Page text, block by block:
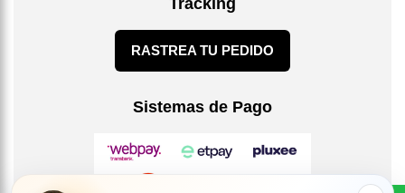
RASTREA TU PEDIDO
Sistemas de Pago